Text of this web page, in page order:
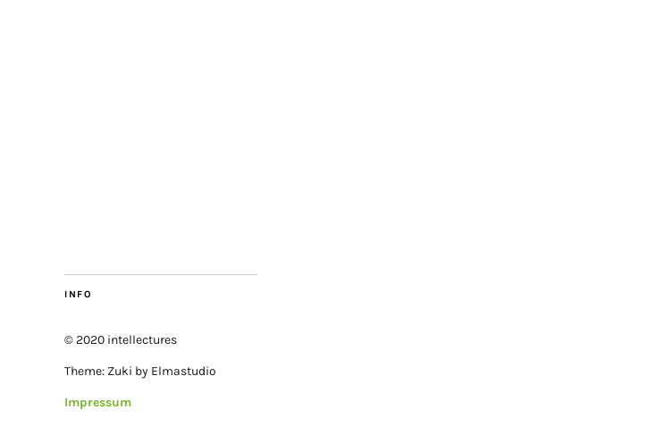
INFO
© 2020 intellectures
Theme: Zuki by Elmastudio
Impressum